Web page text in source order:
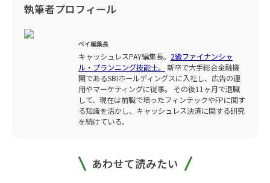
執筆者プロフィール
ペイ編集長
キャッシュレスPAY編集長。 2級ファイナンシャ
ル・プランニング技能士。
新卒で大手総合金融機
関であるSBIホールディングスに入社し、広告の運
用やマーケティングに従事。 その後11ヶ月で退職
して、現在は前職で培ったフィンテックやFPに関す
る知識を活かし、キャッシュレス決済に関する研究
を続けている。
あわせて読みたい